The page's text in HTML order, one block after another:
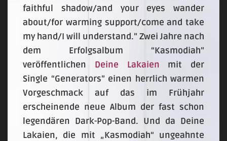
faithful shadow/and your eyes wander
about/for warming support/come and take
my hand/I will understand.” Zwei Jahre nach
dem Erfolgsalbum “Kasmodiah”
veröffentlichen Deine Lakaien mit der
Single “Generators” einen herrlich warmen
Vorgeschmack auf das im Frühjahr
erscheinende neue Album der fast schon
legendären Dark-Pop-Band. Und da Deine
Lakaien, die mit „Kasmodiah“ ungeahnte